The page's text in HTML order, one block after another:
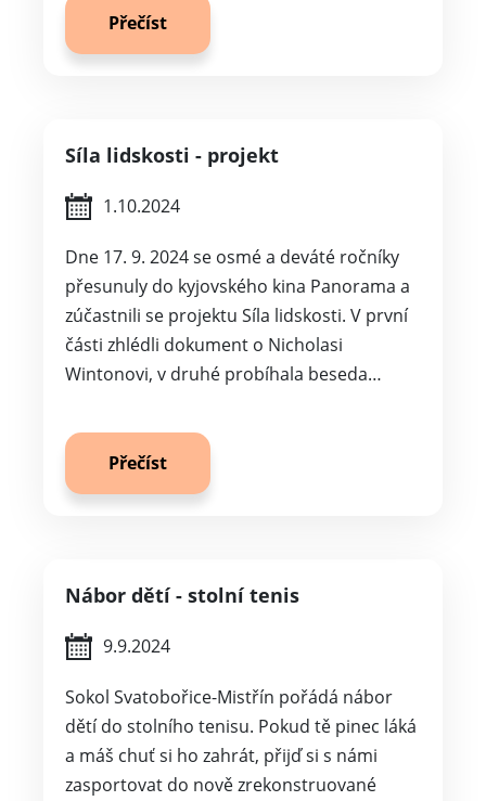
Přečíst
Síla lidskosti - projekt
1.10.2024
Dne 17. 9. 2024 se osmé a deváté ročníky
přesunuly do kyjovského kina Panorama a
zúčastnili se projektu Síla lidskosti. V první
části zhlédli dokument o Nicholasi
Wintonovi, v druhé probíhala beseda…
Přečíst
Nábor dětí - stolní tenis
9.9.2024
Sokol Svatobořice-Mistřín pořádá nábor
dětí do stolního tenisu. Pokud tě pinec láká
a máš chuť si ho zahrát, přijď si s námi
zasportovat do nově zrekonstruované